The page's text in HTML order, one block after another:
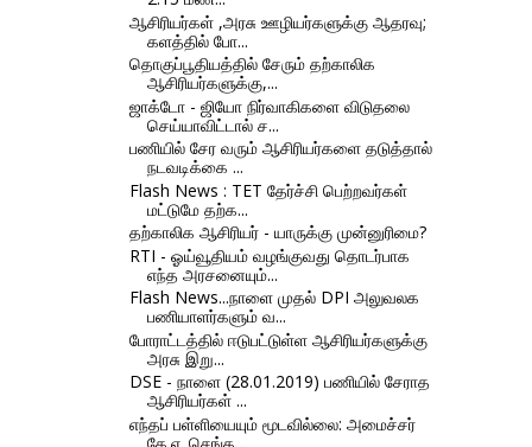
ஆசிரியர்கள் ,அரசு ஊழியர்களுக்கு ஆதரவு;
களத்தில் போ...
தொகுப்பூதியத்தில் சேரும் தற்காலிக
ஆசிரியர்களுக்கு,...
ஜாக்டோ - ஜியோ நிர்வாகிகளை விடுதலை
செய்யாவிட்டால் ச...
பணியில் சேர வரும் ஆசிரியர்களை தடுத்தால்
நடவடிக்கை ...
Flash News : TET தேர்ச்சி பெற்றவர்கள்
மட்டுமே தற்க...
தற்காலிக ஆசிரியர் - யாருக்கு முன்னுரிமை?
RTI - ஓய்வூதியம் வழங்குவது தொடர்பாக
எந்த அரசனையும்...
Flash News...நாளை முதல் DPI அலுவலக
பணியாளர்களும் வ...
போராட்டத்தில் ஈடுபட்டுள்ள ஆசிரியர்களுக்கு
அரசு இறு...
DSE - நாளை (28.01.2019) பணியில் சேராத
ஆசிரியர்கள் ...
எந்தப் பள்ளியையும் மூடவில்லை: அமைச்சர்